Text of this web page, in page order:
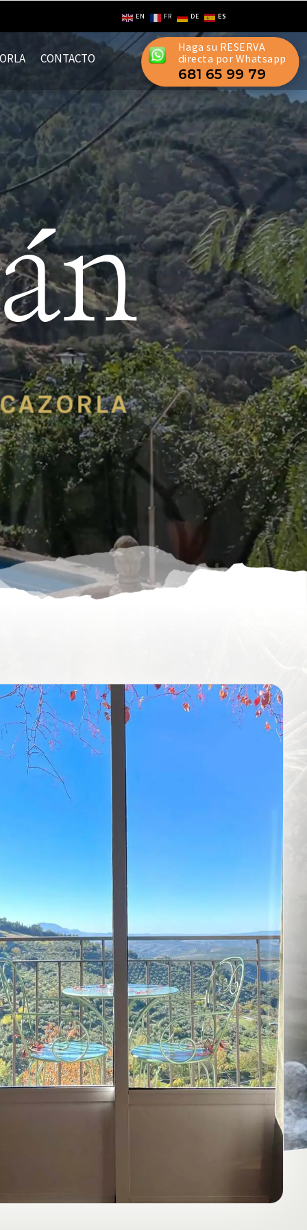
EN FR DE ES
CONTACTO
Haga su RESERVA
directa por Whatsapp
681 65 99 79